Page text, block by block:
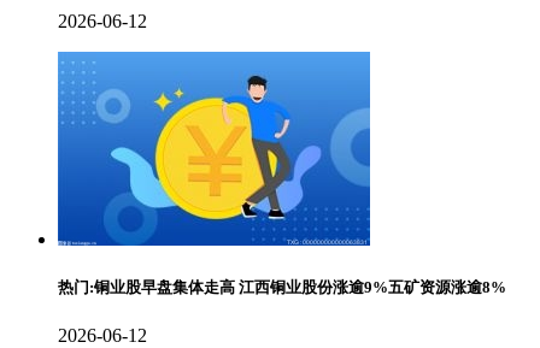
2026-06-12
热门:铜业股早盘集体走高 江西铜业股份涨逾9%五矿资源涨逾8%
2026-06-12